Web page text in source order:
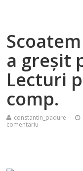
a greşit
Lecturi
comp.
constantin_padure
comentariu